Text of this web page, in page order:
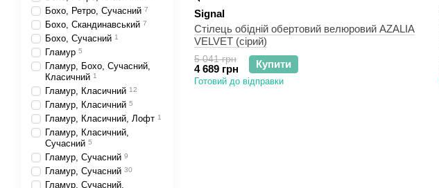
Signal
Стілець обідній обертовий велюровий AZALIA
VELVET (сірий)
5 041 грн
4 689 грн Купити
Готовий до відправки
Бохо, Ретро, Сучасний 7
Бохо, Скандинавський 7
Бохо, Сучасний 1
Гламур 5
Гламур, Бохо, Сучасний,
Класичний 1
Гламур, Класичний 12
Гламур, Класичний 5
Гламур, Класичний, Лофт 1
Гламур, Класичний,
Сучасний 5
Гламур, Сучасний 9
Гламур, Сучасний 30
Гламур, Сучасний,